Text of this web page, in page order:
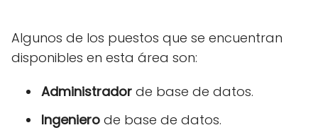
Algunos de los puestos que se encuentran
disponibles en esta área son:
Administrador de base de datos.
Ingeniero de base de datos.